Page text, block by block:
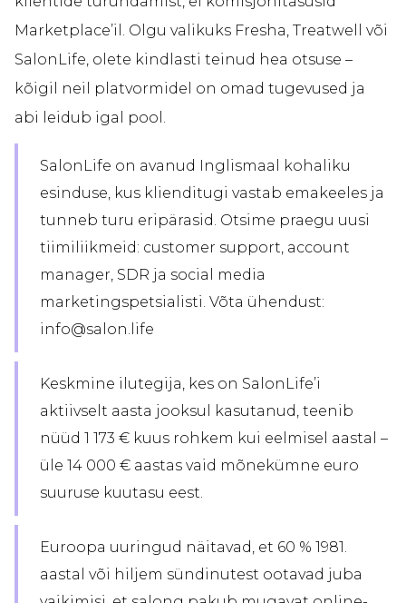
Marketplace’il. Olgu valikuks Fresha, Treatwell või
SalonLife, olete kindlasti teinud hea otsuse –
kõigil neil platvormidel on omad tugevused ja
abi leidub igal pool.
SalonLife on avanud Inglismaal kohaliku
esinduse, kus klienditugi vastab emakeeles ja
tunneb turu eripärasid. Otsime praegu uusi
tiimiliikmeid: customer support, account
manager, SDR ja social media
marketingspetsialisti. Võta ühendust:
info@salon.life
Keskmine ilutegija, kes on SalonLife’i
aktiivselt aasta jooksul kasutanud, teenib
nüüd 1 173 € kuus rohkem kui eelmisel aastal –
üle 14 000 € aastas vaid mõnekümne euro
suuruse kuutasu eest.
Euroopa uuringud näitavad, et 60 % 1981.
aastal või hiljem sündinutest ootavad juba